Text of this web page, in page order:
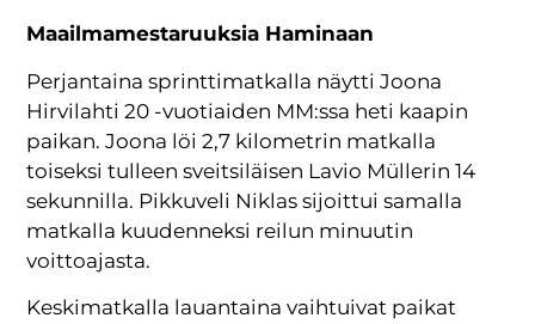
Maailmamestaruuksia Haminaan
Perjantaina sprinttimatkalla näytti Joona
Hirvilahti 20 -vuotiaiden MM:ssa heti kaapin
paikan. Joona löi 2,7 kilometrin matkalla
toiseksi tulleen sveitsiläisen Lavio Müllerin 14
sekunnilla. Pikkuveli Niklas sijoittui samalla
matkalla kuudenneksi reilun minuutin
voittoajasta.
Keskimatkalla lauantaina vaihtuivat paikat